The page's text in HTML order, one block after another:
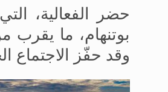
حضر الفعالية،
وقد حفّز الاجتماع